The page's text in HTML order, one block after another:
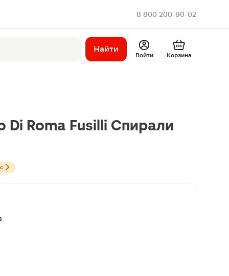
8 800 200-90-02
Найти
Войти Корзина
Roma Fusilli Спирали